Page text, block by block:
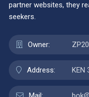
partner websites, they
seekers.
Owner:
Address: KEN